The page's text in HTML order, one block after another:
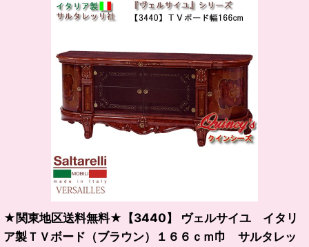
★関東地区送料無料★【3440】 ヴェルサイユ イタリ
ア製ＴＶボード（ブラウン）１６６ｃｍ巾 サルタレッ